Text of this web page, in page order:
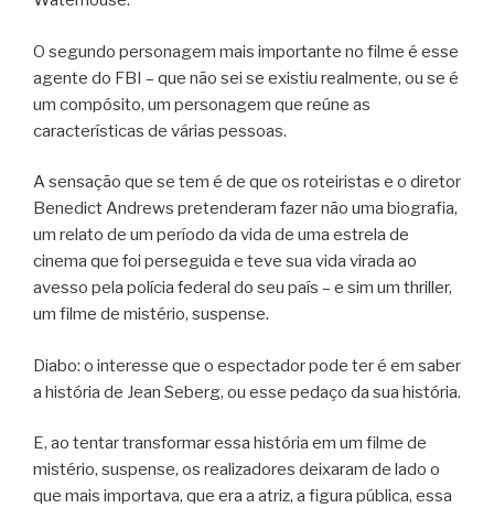
O segundo personagem mais importante no filme é esse
agente do FBI – que não sei se existiu realmente, ou se é
um compósito, um personagem que reúne as
características de várias pessoas.
A sensação que se tem é de que os roteiristas e o diretor
Benedict Andrews pretenderam fazer não uma biografia,
um relato de um período da vida de uma estrela de
cinema que foi perseguida e teve sua vida virada ao
avesso pela polícia federal do seu país – e sim um thriller,
um filme de mistério, suspense.
Diabo: o interesse que o espectador pode ter é em saber
a história de Jean Seberg, ou esse pedaço da sua história.
E, ao tentar transformar essa história em um filme de
mistério, suspense, os realizadores deixaram de lado o
que mais importava, que era a atriz, a figura pública, essa